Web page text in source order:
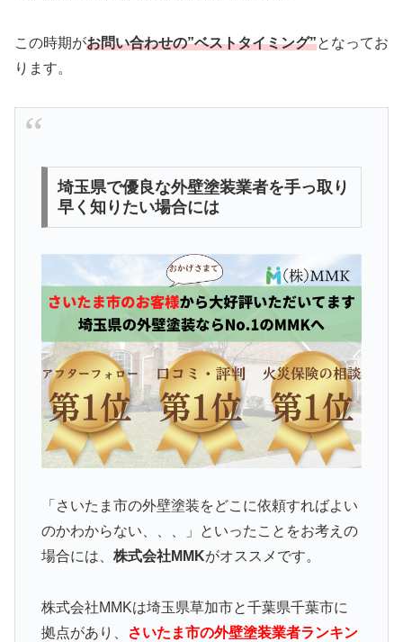
この時期がお問い合わせの”ベストタイミング”となってお
ります。
埼玉県で優良な外壁塗装業者を手っ取り
早く知りたい場合には
「さいたま市の外壁塗装をどこに依頼すればよい
のかわからない、、、」といったことをお考えの
場合には、 株式会社MMKがオススメです。
株式会社MMKは埼玉県草加市と千葉県千葉市に
拠点があり、
さいたま市の外壁塗装業者ランキン